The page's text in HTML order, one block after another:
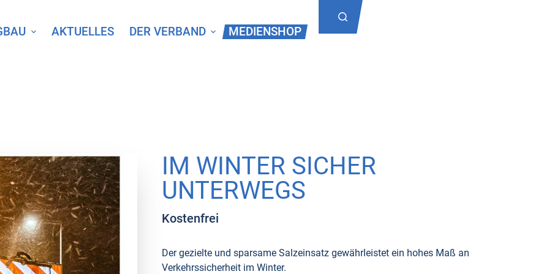
AKTUELLES DER VERBAND MEDIENSHOP
IM WINTER SICHER
UNTERWEGS
Kostenfrei
Der gezielte und sparsame Salzeinsatz gewährleistet ein hohes Maß an
Verkehrssicherheit im Winter.